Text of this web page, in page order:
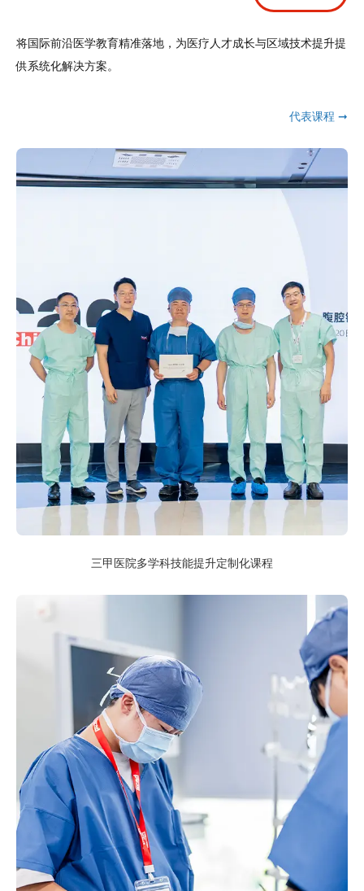
将国际前沿医学教育精准落地，为医疗人才成长与区域技术提升提
供系统化解决方案。
代表课程 ➞
三甲医院多学科技能提升定制化课程